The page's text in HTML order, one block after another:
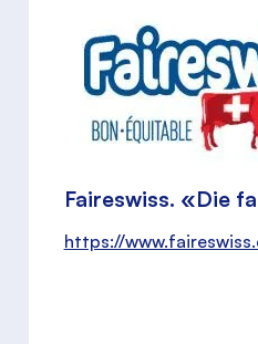
Faireswiss. «Die
https://